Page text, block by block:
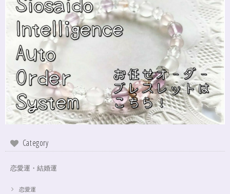
Category
恋愛運・結婚運
恋愛運